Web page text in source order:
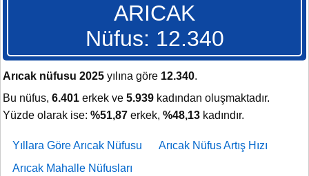
ARICAK
Nüfus: 12.340
Arıcak nüfusu 2025 yılına göre 12.340.
Bu nüfus, 6.401 erkek ve 5.939 kadından oluşmaktadır.
Yüzde olarak ise: %51,87 erkek, %48,13 kadındır.
Yıllara Göre Arıcak Nüfusu
Arıcak Nüfus Artış Hızı
Arıcak Mahalle Nüfusları